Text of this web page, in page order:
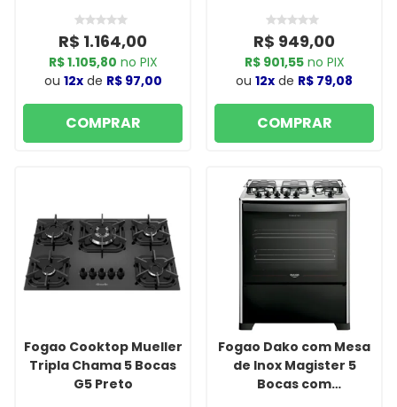
Branco
R$ 1.164,00
R$ 1.105,80 no PIX
ou 12xde R$ 97,00
COMPRAR
R$ 949,00
R$ 901,55no PIX
ou 12x de R$ 79,08
COMPRAR
Fogao Cooktop Mueller
Tripla Chama 5 Bocas
G5 Preto
Fogao Dako com Mesa
de Inox Magister 5
Bocas com